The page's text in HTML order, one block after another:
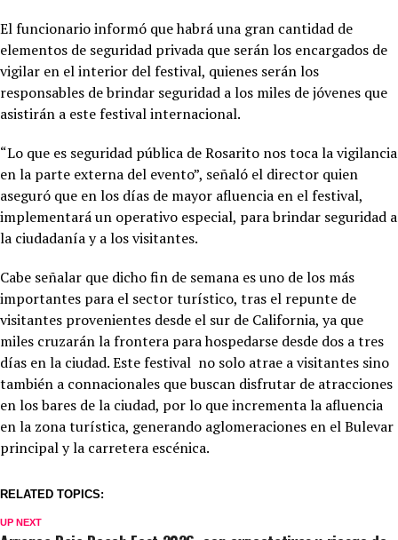
El funcionario informó que habrá una gran cantidad de
elementos de seguridad privada que serán los encargados de
vigilar en el interior del festival, quienes serán los
responsables de brindar seguridad a los miles de jóvenes que
asistirán a este festival internacional.
“Lo que es seguridad pública de Rosarito nos toca la vigilancia
en la parte externa del evento”, señaló el director quien
aseguró que en los días de mayor afluencia en el festival,
implementará un operativo especial, para brindar seguridad a
la ciudadanía y a los visitantes.
Cabe señalar que dicho fin de semana es uno de los más
importantes para el sector turístico, tras el repunte de
visitantes provenientes desde el sur de California, ya que
miles cruzarán la frontera para hospedarse desde dos a tres
días en la ciudad. Este festival no solo atrae a visitantes sino
también a connacionales que buscan disfrutar de atracciones
en los bares de la ciudad, por lo que incrementa la afluencia
en la zona turística, generando aglomeraciones en el Bulevar
principal y la carretera escénica.
RELATED TOPICS:
UP NEXT